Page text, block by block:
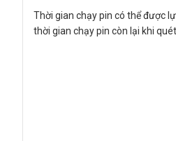
Thời gian chạy pin có thể được
thời gian chạy pin còn lại khi